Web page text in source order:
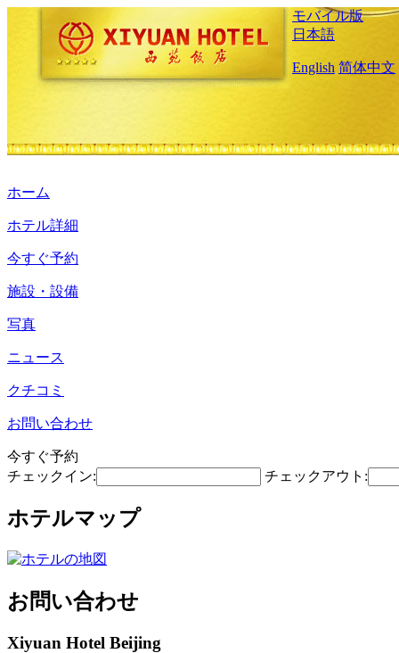
モバイル版
日本語
English 简体中文
ホーム
ホテル詳細
今すぐ予約
施設・設備
写真
ニュース
クチコミ
お問い合わせ
今すぐ予約
チェックイン:
チェックアウト:
ホテルマップ
お問い合わせ
Xiyuan Hotel Beijing